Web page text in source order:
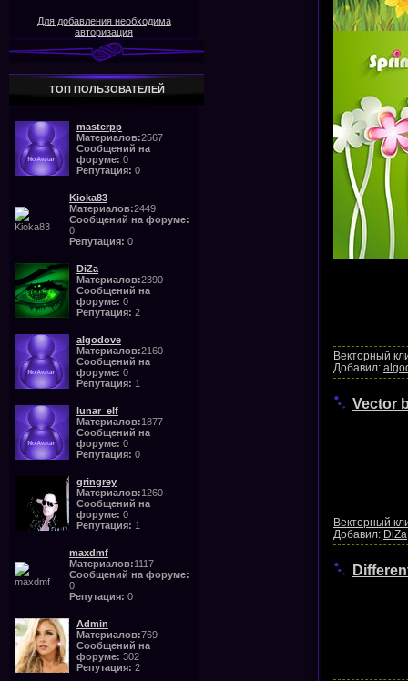
Для добавления необходима
авторизация
ТОП ПОЛЬЗОВАТЕЛЕЙ
masterpp
Материалов:2567
Сообщений на
форуме: 0
Репутация: 0
Kioka83
Материалов:2449
Сообщений на форуме:
0
Репутация: 0
DiZa
Материалов:2390
Сообщений на
форуме: 0
Репутация: 2
algodove
Материалов:2160
Сообщений на
форуме: 0
Репутация: 1
lunar_elf
Материалов:1877
Сообщений на
форуме: 0
Репутация: 0
gringrey
Материалов:1260
Сообщений на
форуме: 0
Репутация: 1
maxdmf
Материалов:1117
Сообщений на форуме:
0
Репутация: 0
Admin
Материалов:769
Сообщений на
форуме: 302
Репутация: 2
Векторный
Добавил:
Vector
Векторный
Добавил: DiZa